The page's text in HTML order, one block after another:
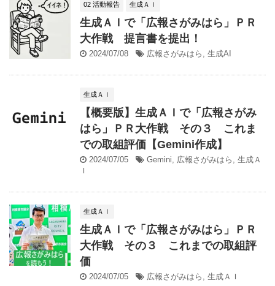
02 活動報告 生成ＡＩ
生成ＡＩで「広報さがみはら」ＰＲ
大作戦 提言書を提出！
2024/07/08 広報さがみはら , 生成AI
生成ＡＩ
【概要版】生成ＡＩで「広報さがみ
はら」ＰＲ大作戦 その３ これま
での取組評価【Gemini作成】
2024/07/05 Gemini, 広報さがみはら , 生成Ａ
Ｉ
生成ＡＩ
生成ＡＩで「広報さがみはら」ＰＲ
大作戦 その３ これまでの取組評
価
2024/07/05 広報さがみはら , 生成ＡＩ